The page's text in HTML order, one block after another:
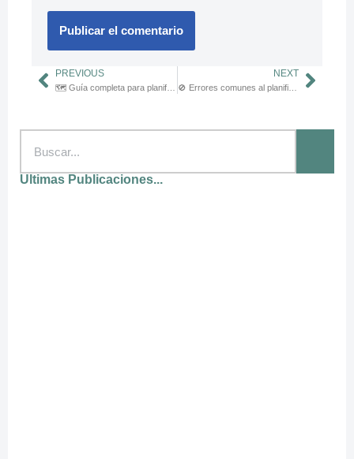
PREVIOUS NEXT
🚫 Errores comunes al planificar el Camino de Santiago (y cómo evitarlos)
Ultimas Publicaciones...